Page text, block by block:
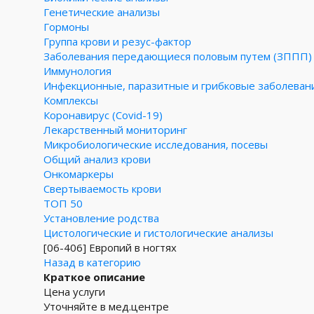
Генетические анализы
Гормоны
Группа крови и резус-фактор
Заболевания передающиеся половым путем (ЗППП)
Иммунология
Инфекционные, паразитные и грибковые
Комплексы
Коронавирус (Covid-19)
Лекарственный мониторинг
Микробиологические исследования, посевы
Общий анализ крови
Онкомаркеры
Свертываемость крови
ТОП 50
Установление родства
Цистологические и гистологические анализы
[06-406] Европий в ногтях
Назад в категорию
Краткое описание
Цена услуги
Уточняйте в мед.центре